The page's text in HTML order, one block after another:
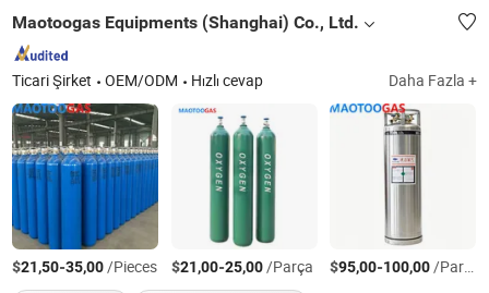
Maotoogas Equipments (Shanghai) Co., Ltd.
Ticari Şirket OEM/ODM Hızlı cevap Daha Fazla +
$21,50-35,00/Pieces $21,00-25,00/Parça $95,00-100,00/Parça